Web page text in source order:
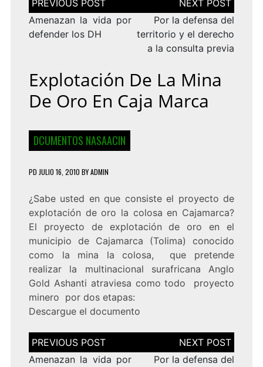
de
entradas
Amenazan la vida por
defender los DH
Por la defensa del
territorio y el derecho
a la consulta previa
Explotación De La Mina
De Oro En Caja Marca
DCUMENTOS NASAACIN
PD JULIO 16, 2010 BYADMIN
¿Sabe usted en que consiste el proyecto de
explotación de oro la colosa en Cajamarca?
El proyecto de explotación de oro en el
municipio de Cajamarca (Tolima) conocido
como la mina la colosa, que pretende
realizar la multinacional surafricana Anglo
Gold Ashanti atraviesa como todo proyecto
minero por dos etapas:
Descargue el documento
Navegación
de
entradas
Amenazan la vida por
Por la defensa del